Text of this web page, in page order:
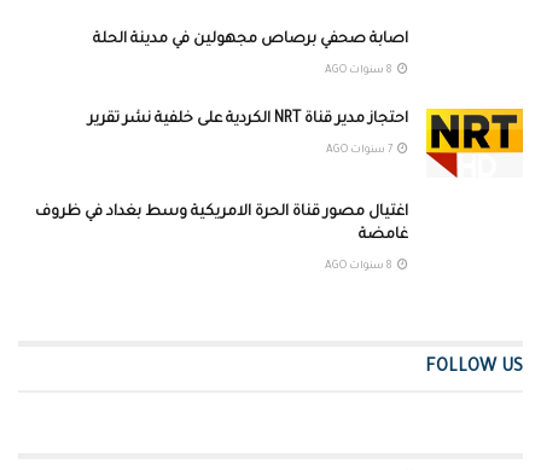
اصابة صحفي برصاص مجهولين في مدينة الحلة
احتجاز مدير قناة NRT الكردية على خلفية نشر تقرير
اغتيال مصور قناة الحرة الامريكية وسط بغداد في ظروف
غامضة
FOLLOW US